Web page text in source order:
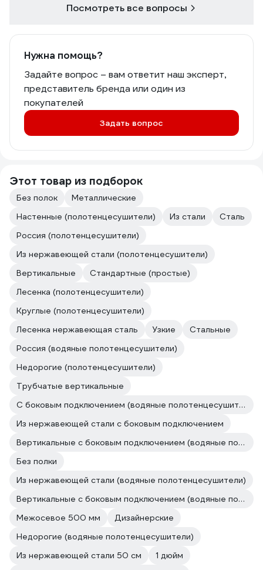
Посмотреть все вопросы
Нужна помощь?
Задайте вопрос – вам ответит наш эксперт,
представитель бренда или один из
покупателей
Задать вопрос
Этот товар из подборок
Без полок
Металлические
Настенные (полотенцесушители)
Из стали
Сталь
Россия (полотенцесушители)
Из нержавеющей стали (полотенцесушители)
Вертикальные
Стандартные (простые)
Лесенка (полотенцесушители)
Круглые (полотенцесушители)
Лесенка нержавеющая сталь
Узкие
Стальные
Россия (водяные полотенцесушители)
Недорогие (полотенцесушители)
Трубчатые вертикальные
С боковым подключением (водяные полотенцесушители)
Из нержавеющей стали с боковым подключением
Вертикальные с боковым подключением (водяные полотенцесушители)
Без полки
Из нержавеющей стали (водяные полотенцесушители)
Вертикальные с боковым подключением (водяные полотенцесушители)
Межосевое 500 мм
Дизайнерские
Недорогие (водяные полотенцесушители)
Из нержавеющей стали 50 см
1 дюйм